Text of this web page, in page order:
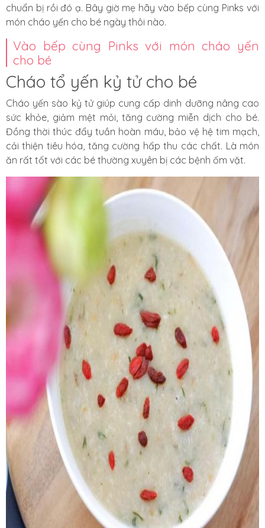
chuẩn bị rồi đó ạ. Bây giờ mẹ hãy vào bếp cùng Pinks với
món cháo yến cho bé ngày thôi nào.
Vào bếp cùng Pinks với món cháo yến
cho bé
Cháo tổ yến kỷ tử cho bé
Cháo yến sào kỷ tử giúp cung cấp dinh dưỡng nâng cao
sức khỏe, giảm mệt mỏi, tăng cường miễn dịch cho bé.
Đồng thời thúc đẩy tuần hoàn máu, bảo vệ hệ tim mạch,
cải thiện tiêu hóa, tăng cường hấp thu các chất. Là món
ăn rất tốt với các bé thường xuyên bị các bệnh ốm vặt.